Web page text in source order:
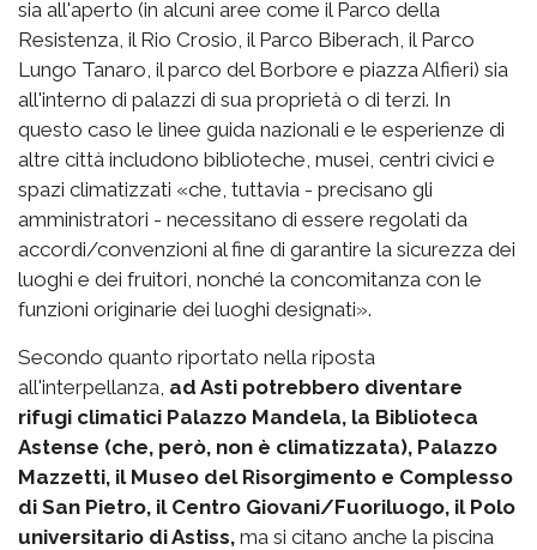
sia all'aperto (in alcuni aree come il Parco della
Resistenza, il Rio Crosio, il Parco Biberach, il Parco
Lungo Tanaro, il parco del Borbore e piazza Alfieri) sia
all'interno di palazzi di sua proprietà o di terzi. In
questo caso le linee guida nazionali e le esperienze di
altre città includono biblioteche, musei, centri civici e
spazi climatizzati «che, tuttavia - precisano gli
amministratori - necessitano di essere regolati da
accordi/convenzioni al fine di garantire la sicurezza dei
luoghi e dei fruitori, nonché la concomitanza con le
funzioni originarie dei luoghi designati».
Secondo quanto riportato nella riposta
all'interpellanza, ad Asti potrebbero diventare
rifugi climatici Palazzo Mandela, la Biblioteca
Astense (che, però, non è climatizzata), Palazzo
Mazzetti, il Museo del Risorgimento e Complesso
di San Pietro, il Centro Giovani/Fuoriluogo, il Polo
universitario di Astiss, ma si citano anche la piscina